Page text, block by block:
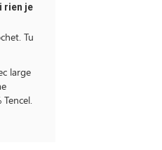
rien je
Tu
large